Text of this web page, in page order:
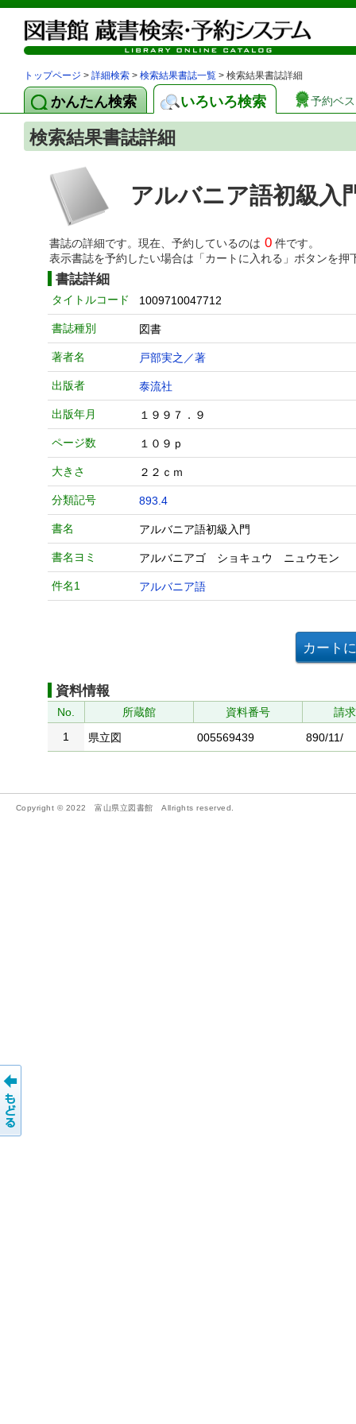
トップページ > 詳細検索 > 検索結果書誌一覧 > 検索結果書誌詳細
かんたん検索 いろいろ検索 予約ベ
検索結果書誌詳細
アルバニア語初級入
書誌の詳細です。現在、予約しているのは 0 件です。
表示書誌を予約したい場合は「カートに入れる」ボタンを押
書誌詳細
タイトルコード 1009710047712
書誌種別 図書
著者名 戸部実之／著
出版者 泰流社
出版年月 １９９７．９
ページ数 １０９ｐ
大きさ ２２ｃｍ
分類記号 893.4
書名 アルバニア語初級入門
書名ヨミ アルバニアゴ ショキュウ ニュウモン
件名1 アルバニア語
資料情報
No. 所蔵館 資料番号
請
1
県立図 005569439 890/11/
Copyright © 2022 富山県立図書館 Allrights reserved.